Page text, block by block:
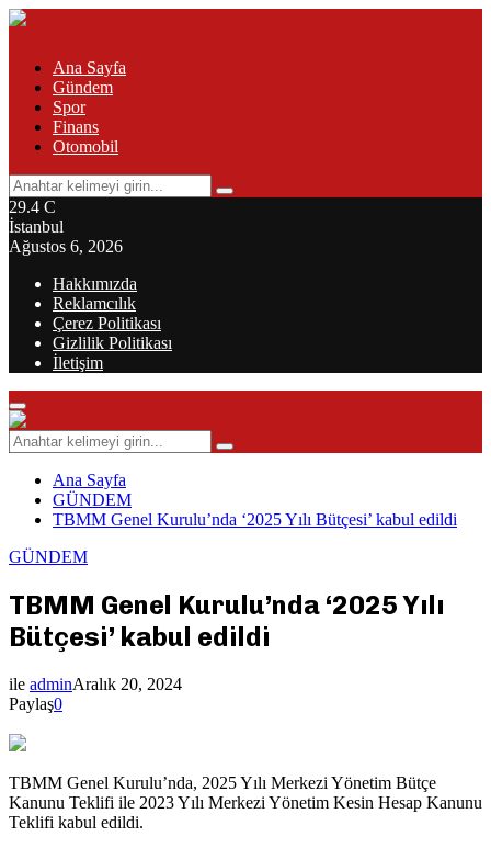
Ana Sayfa
Gündem
Spor
Finans
Otomobil
Search
for:
Search
29.4 C
İstanbul
Ağustos 6, 2026
Hakkımızda
Reklamcılık
Çerez Politikası
Gizlilik Politikası
İletişim
Primary
Menu
Search
for:
Search
Ana Sayfa
GÜNDEM
TBMM Genel Kurulu’nda ‘2025 Yılı Bütçesi’ kabul edildi
GÜNDEM
TBMM Genel Kurulu’nda ‘2025 Yılı
Bütçesi’ kabul edildi
ile adminAralık 20, 2024
Paylaş0
TBMM Genel Kurulu’nda, 2025 Yılı Merkezi Yönetim Bütçe
Kanunu Teklifi ile 2023 Yılı Merkezi Yönetim Kesin Hesap Kanunu
Teklifi kabul edildi.